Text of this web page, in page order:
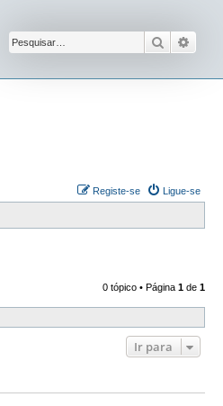
Pesquisar
Ligue-se
Registe-se
0 tópico • Página 1 de 1
Ir para